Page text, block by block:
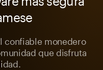
confiable monedero
que disfruta